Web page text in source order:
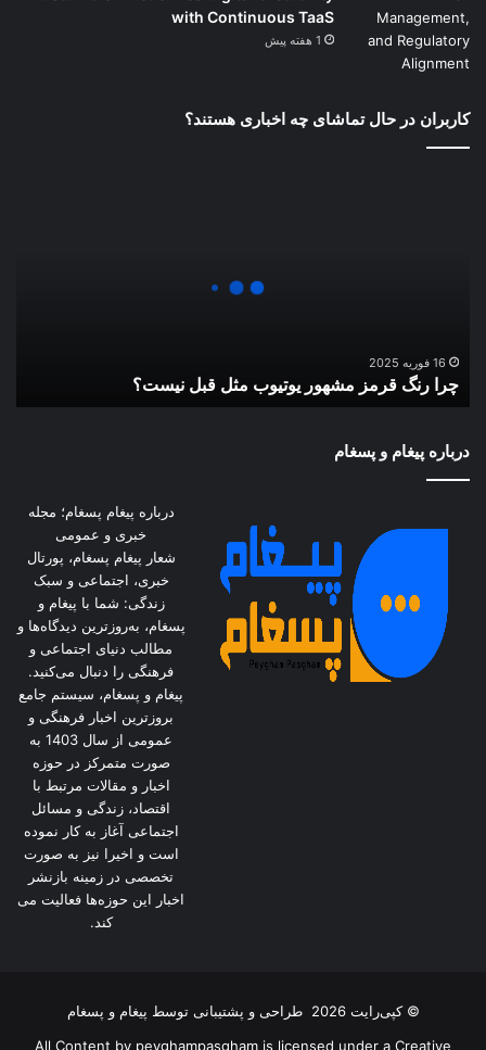
with Continuous TaaS
1 هفته پیش
کاربران در حال تماشای چه اخباری هستند؟
16 فوریه 2025
چرا رنگ قرمز مشهور یوتیوب مثل قبل نیست؟
درباره پیغام و پسغام
درباره پیغام پسغام؛ مجله
خبری و عمومی
شعار پیغام پسغام، پورتال
خبری، اجتماعی و سبک
زندگی: شما با پیغام و
پسغام، به‌روزترین دیدگاه‌ها و
مطالب دنیای اجتماعی و
فرهنگی را دنبال می‌کنید.
پیغام و پسغام، سیستم جامع
بروزترین اخبار فرهنگی و
عمومی از سال 1403 به
صورت متمرکز در حوزه
اخبار و مقالات مرتبط با
اقتصاد، زندگی و مسائل
اجتماعی آغاز به کار نموده
است و اخیرا نیز به صورت
تخصصی در زمینه بازنشر
اخبار این حوزه‌ها فعالیت می
کند.
© کپی‌رایت 2026 طراحی و پشتیبانی توسط پیغام و پسغام
All Content by peyghampasgham is licensed under a Creative